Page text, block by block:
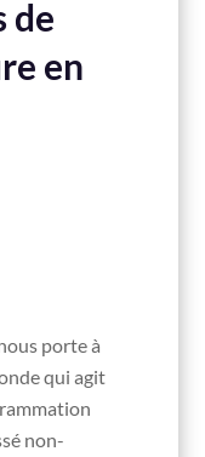
de
en
porte à
qui agit
non-